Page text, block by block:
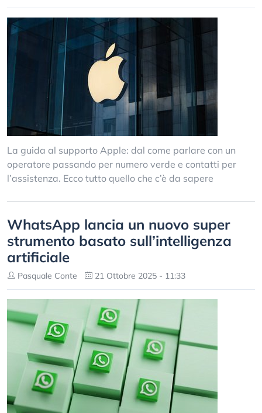
La guida al supporto Apple: dal come parlare con un
operatore passando per numero verde e contatti per
l’assistenza. Ecco tutto quello che c’è da sapere
WhatsApp lancia un nuovo super
strumento basato sull’intelligenza
artificiale
Pasquale Conte 21 Ottobre 2025 - 11:33